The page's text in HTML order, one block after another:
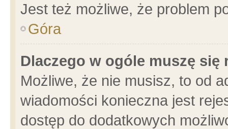
Jest też możliwe, że problem
Góra
Dlaczego w ogóle muszę się
Możliwe, że nie musisz, to od
wiadomości konieczna jest
dostęp do dodatkowych